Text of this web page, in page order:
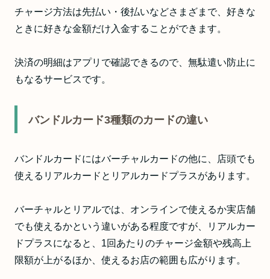
チャージ方法は先払い・後払いなどさまざまで、好きな
ときに好きな金額だけ入金することができます。
決済の明細はアプリで確認できるので、無駄遣い防止に
もなるサービスです。
バンドルカード3種類のカードの違い
バンドルカードにはバーチャルカードの他に、店頭でも
使えるリアルカードとリアルカードプラスがあります。
バーチャルとリアルでは、オンラインで使えるか実店舗
でも使えるかという違いがある程度ですが、リアルカー
ドプラスになると、1回あたりのチャージ金額や残高上
限額が上がるほか、使えるお店の範囲も広がります。